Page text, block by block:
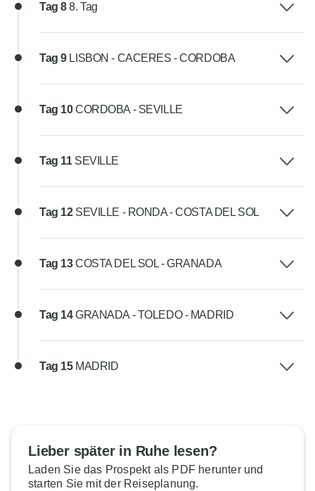
Tag 88. Tag
Tag 9 LISBON - CACERES - CORDOBA
Tag 10CORDOBA - SEVILLE
Tag 11 SEVILLE
Tag 12 SEVILLE - RONDA - COSTA DEL SOL
Tag 13COSTA DEL SOL - GRANADA
Tag 14GRANADA - TOLEDO - MADRID
Tag 15 MADRID
Lieber später in Ruhe lesen?
Laden Sie das Prospekt als PDF herunter und
starten Sie mit der Reiseplanung.